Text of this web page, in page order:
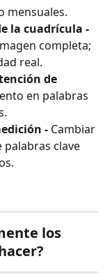
mensuales.
la cuadrícula -
completa;
real.
de
en palabras
- Cambiar
clave
los